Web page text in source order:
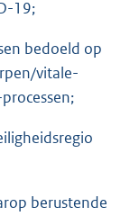
19;
bedoeld op
vitale-
berustende